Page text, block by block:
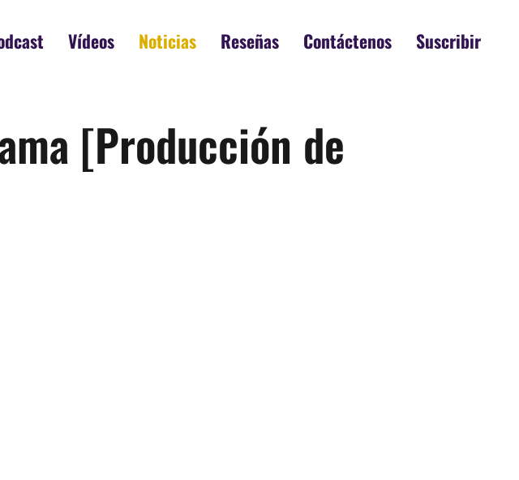
Vídeos Noticias Reseñas Contáctenos Suscribir
[Producción de